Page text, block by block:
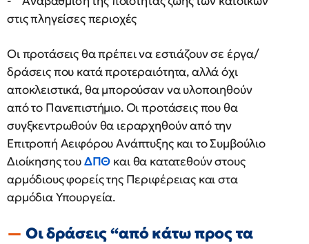
στις πληγείσες περιοχές
Οι προτάσεις θα πρέπει να εστιάζουν σε έργα/
δράσεις που κατά προτεραιότητα, αλλά όχι
αποκλειστικά, θα μπορούσαν να υλοποιηθούν
από το Πανεπιστήμιο. Οι προτάσεις που θα
συγξκεντρωθούν θα ιεραρχηθούν από την
Επιτροπή Αειφόρου Ανάπτυξης και το Συμβούλιο
Διοίκησης τουΔΠΘ και θα κατατεθούν στους
αρμόδιους φορείς της Περιφέρειας και στα
αρμόδια Υπουργεία.
Οι δράσεις “από κάτω προς τα